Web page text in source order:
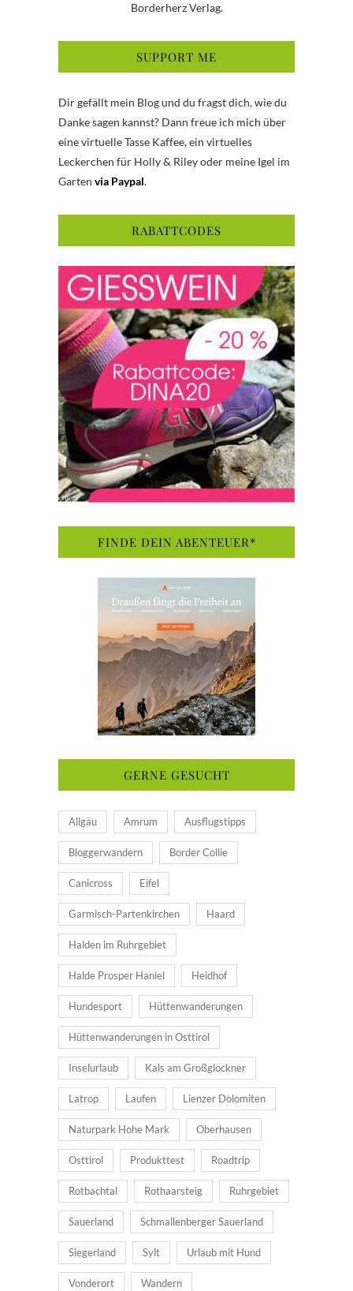
Borderherz Verlag.
SUPPORT ME
Dir gefällt mein Blog und du fragst dich, wie du
Danke sagen kannst? Dann freue ich mich über
eine virtuelle Tasse Kaffee, ein virtuelles
Leckerchen für Holly & Riley oder meine Igel im
Garten via Paypal.
RABATTCODES
FINDE DEIN ABENTEUER*
GERNE GESUCHT
Allgäu Amrum Ausflugstipps
Bloggerwandern Border Collie
Canicross Eifel
Garmisch-Partenkirchen Haard
Halden im Ruhrgebiet
Halde Prosper Haniel Heidhof
Hundesport Hüttenwanderungen
Hüttenwanderungen in Osttirol
Inselurlaub Kals am Großglockner
Latrop Laufen Lienzer Dolomiten
Naturpark Hohe Mark Oberhausen
Osttirol Produkttest Roadtrip
Rotbachtal Rothaarsteig Ruhrgebiet
Sauerland Schmallenberger Sauerland
Siegerland Sylt Urlaub mit Hund
Vonderort Wandern